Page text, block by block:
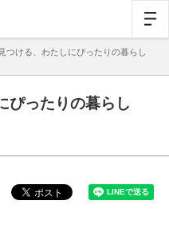
つける、わたしにぴったりの暮らし
ぴったりの暮らし